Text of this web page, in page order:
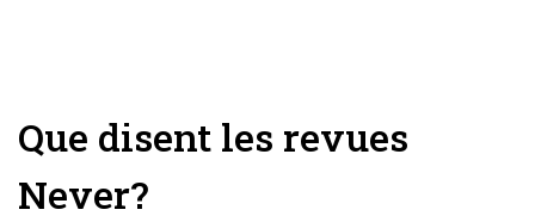
Que disent les revues
Never?